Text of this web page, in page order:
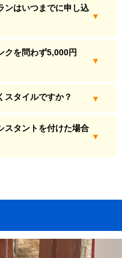
ンはいつまでに申し込
クを問わず5,000円
スタイルですか？
スタントを付けた場合